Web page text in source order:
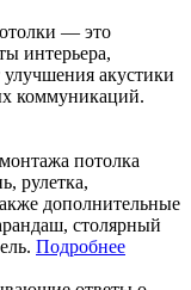
— это
интерьера,
акустики
коммуникаций.
потолка
рулетка,
дополнительные
столярный
Подробнее